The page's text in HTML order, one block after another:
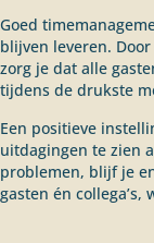
Goed
blijven leveren.
zorg je dat alle
tijdens de drukste
Een positieve
uitdagingen te zien
problemen, blijf je
gasten én